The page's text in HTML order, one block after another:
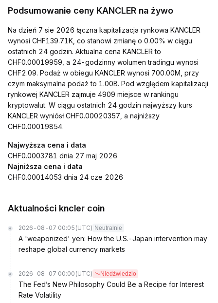
Podsumowanie ceny KANCLER na żywo
Na dzień 7 sie 2026 łączna kapitalizacja rynkowa KANCLER
wynosi CHF139.71K, co stanowi zmianę o 0.00% w ciągu
ostatnich 24 godzin. Aktualna cena KANCLER to
CHF0.00019959, a 24-godzinny wolumen tradingu wynosi
CHF2.09. Podaż w obiegu KANCLER wynosi 700.00M, przy
czym maksymalna podaż to 1.00B. Pod względem kapitalizacji
rynkowej KANCLER zajmuje 4909 miejsce w rankingu
kryptowalut. W ciągu ostatnich 24 godzin najwyższy kurs
KANCLER wyniósł CHF0.00020357, a najniższy
CHF0.00019854.
Najwyższa cena i data
CHF0.0003781 dnia 27 maj 2026
Najniższa cena i data
CHF0.00014053 dnia 24 cze 2026
Aktualności kncler coin
2026-08-07 00:05 (UTC) Neutralnie
A 'weaponized' yen: How the U.S.-Japan intervention may
reshape global currency markets
2026-08-07 00:00 (UTC) Niedźwiedzio
The Fed’s New Philosophy Could Be a Recipe for Interest
Rate Volatility